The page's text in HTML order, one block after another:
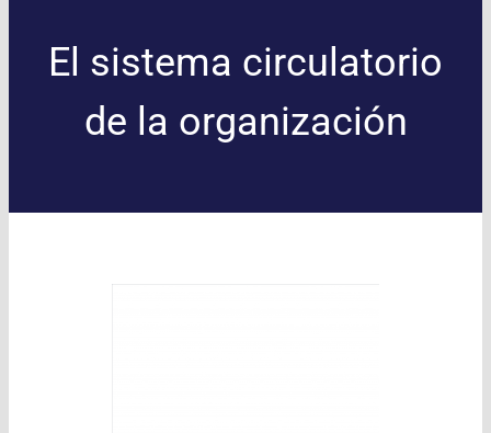
El sistema circulatorio
de la organización